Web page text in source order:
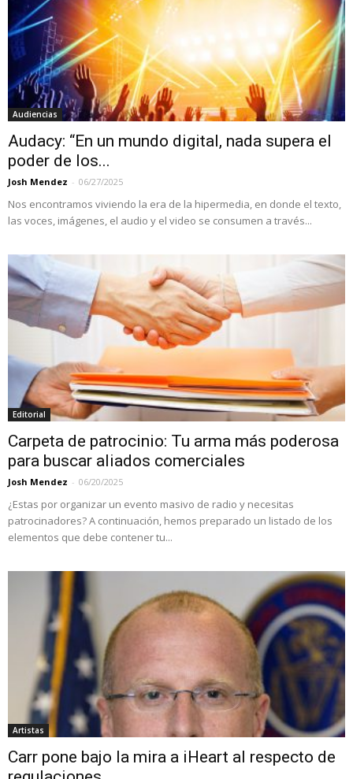
Audiencias
Audacy: “En un mundo digital, nada supera el
poder de los...
Josh Mendez - 06/27/2025
Nos encontramos viviendo la era de la hipermedia, en donde el texto,
las voces, imágenes, el audio y el video se consumen a través...
Editorial
Carpeta de patrocinio: Tu arma más poderosa
para buscar aliados comerciales
Josh Mendez - 06/20/2025
¿Estas por organizar un evento masivo de radio y necesitas
patrocinadores? A continuación, hemos preparado un listado de los
elementos que debe contener tu...
Artistas
Carr pone bajo la mira a iHeart al respecto de